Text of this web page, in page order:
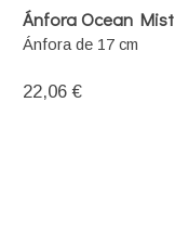
Ánfora Ocean Mist
Ánfora de 17 cm
22,06 €